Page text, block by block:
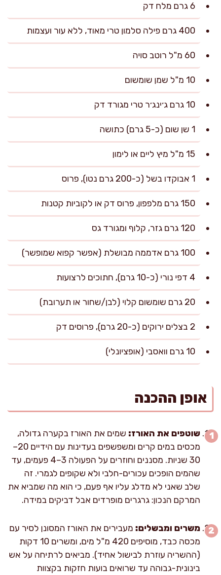
6 גרם מלח דק
400 גרם פילה סלמון טרי מאוד, ללא עור ועצמות
60 מ"ל רוטב סויה
10 מ"ל שמן שומשום
10 גרם ג׳ינג׳ר טרי מגורד דק
1 שן שום (כ-5 גרם) כתושה
15 מ"ל מיץ ליים או לימון
1 אבוקדו בשל (כ-200 גרם נטו), פרוס
150 גרם מלפפון, פרוס דק או לקוביות קטנות
120 גרם גזר, קלוף ומגורד גס
100 גרם אדממה מבושלת (אפשר קפוא שמופשר)
4 דפי נורי (כ-10 גרם), חתוכים לרצועות
20 גרם שומשום קלוי (לבן/שחור או תערובת)
2 בצלים ירוקים (כ-20 גרם), פרוסים דק
10 גרם וואסבי (אופציונלי)
אופן ההכנה
שוטפים את האורז: שמים את האורז בקערה גדולה,
מכסים במים קרים ומשפשפים בעדינות עם הידיים 20–
30 שניות. מסננים וחוזרים על הפעולה 3–4 פעמים, עד
שהמים הופכים עכורים-חלבי ולא שקופים לגמרי. זה
שלב שאני לא מדלג עליו אף פעם, כי הוא מה שמביא את
המרקם הנכון: גרגרים מופרדים אבל דביקים במידה.
משרים ומבשלים: מעבירים את האורז המסונן לסיר עם
מכסה כבד, מוסיפים 420 מ"ל מים, ומשרים 10 דקות
(ההשריה עוזרת לבישול אחיד). מביאים לרתיחה על אש
בינונית-גבוהה עד שרואים בועות חזקות בקצוות